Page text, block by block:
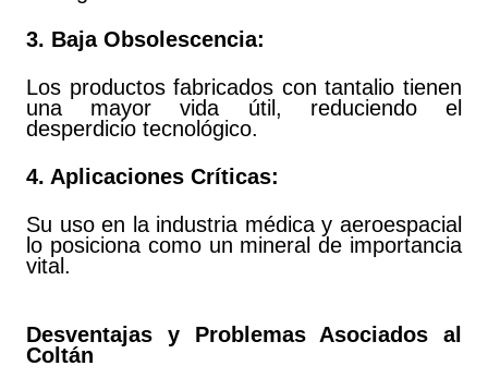
3. Baja Obsolescencia:
Los productos fabricados con tantalio tienen
una mayor vida útil, reduciendo el
desperdicio tecnológico.
4. Aplicaciones Críticas:
Su uso en la industria médica y aeroespacial
lo posiciona como un mineral de importancia
vital.
Desventajas y Problemas Asociados al
Coltán